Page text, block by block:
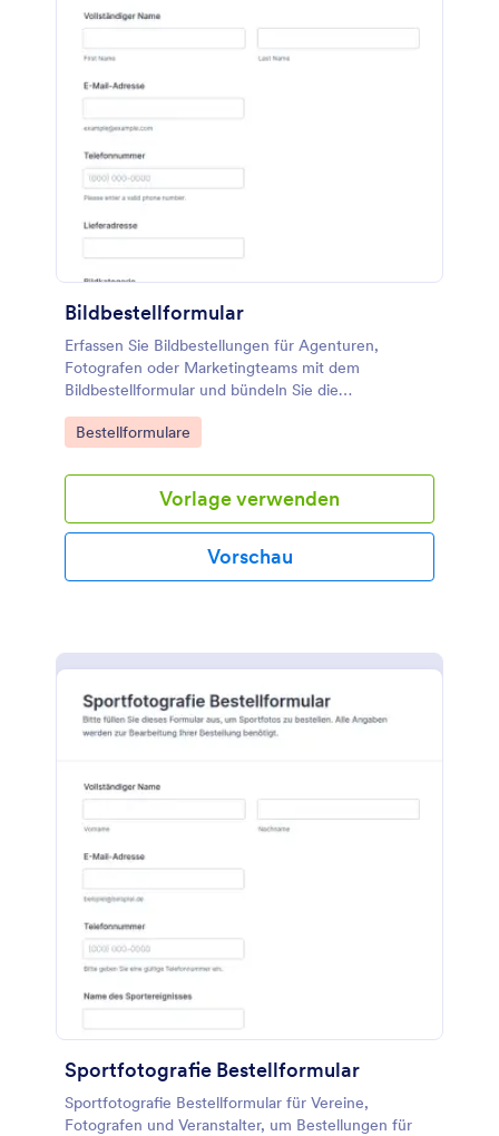
Bildbestellformular
Erfassen Sie Bildbestellungen für Agenturen,
Fotografen oder Marketingteams mit dem
Bildbestellformular und bündeln Sie die
Datenerfassung sowie jede Formularantwort zentral
in Jotform.
Go to Category:
Bestellformulare
Vorlage verwenden
Vorschau
Sportfotografie Bestellformular
Sportfotografie Bestellformular für Vereine,
Fotografen und Veranstalter, um Bestellungen für